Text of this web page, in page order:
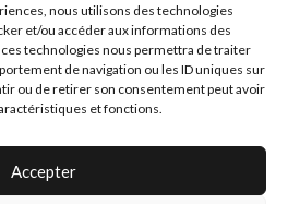
nous utilisons des technologies
et/ou accéder aux informations des
technologies nous permettra de traiter
de navigation ou les ID uniques sur
ou de retirer son consentement peut avoir
et fonctions.
Accepter